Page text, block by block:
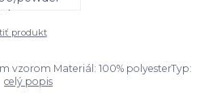
produkt
vzorom Materiál: 100% polyesterTyp:
celý popis